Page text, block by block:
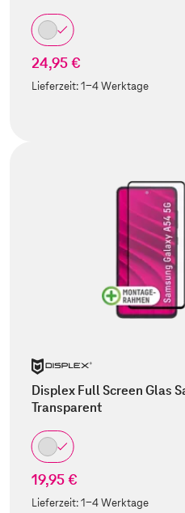
24,95 €
Lieferzeit:1-4 Werktage
Displex Full Screen Glas
Transparent
19,95 €
Lieferzeit:1-4 Werktage